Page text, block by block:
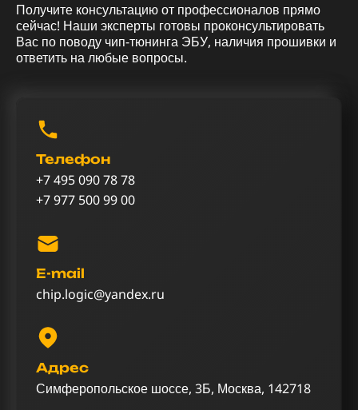
Получите консультацию от профессионалов прямо
сейчас! Наши эксперты готовы проконсультировать
Вас по поводу чип-тюнинга ЭБУ, наличия прошивки и
ответить на любые вопросы.
Телефон
+7 495 090 78 78
+7 977 500 99 00
E-mail
chip.logic@yandex.ru
Адрес
Симферопольское шоссе, 3Б, Москва, 142718